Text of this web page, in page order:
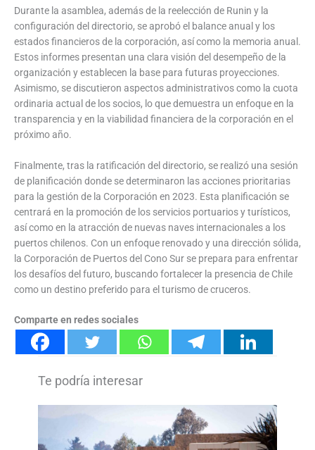
Durante la asamblea, además de la reelección de Runin y la
configuración del directorio, se aprobó el balance anual y los
estados financieros de la corporación, así como la memoria anual.
Estos informes presentan una clara visión del desempeño de la
organización y establecen la base para futuras proyecciones.
Asimismo, se discutieron aspectos administrativos como la cuota
ordinaria actual de los socios, lo que demuestra un enfoque en la
transparencia y en la viabilidad financiera de la corporación en el
próximo año.
Finalmente, tras la ratificación del directorio, se realizó una sesión
de planificación donde se determinaron las acciones prioritarias
para la gestión de la Corporación en 2023. Esta planificación se
centrará en la promoción de los servicios portuarios y turísticos,
así como en la atracción de nuevas naves internacionales a los
puertos chilenos. Con un enfoque renovado y una dirección sólida,
la Corporación de Puertos del Cono Sur se prepara para enfrentar
los desafíos del futuro, buscando fortalecer la presencia de Chile
como un destino preferido para el turismo de cruceros.
Comparte en redes sociales